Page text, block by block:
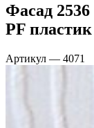
Фасад
PF
Артикул — 4071